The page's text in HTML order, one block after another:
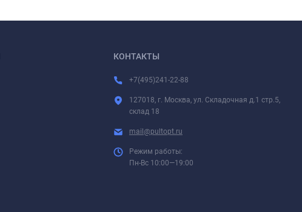
КОНТАКТЫ
+7(495)241-22-88
127018, г. Москва, ул. Складочная д.1 стр.5,
склад 18
mail@pultopt.ru
Режим работы:
Пн-Вс 10:00—19:00